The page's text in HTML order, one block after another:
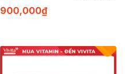
900,000₫